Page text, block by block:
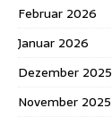
Februar 2026
Januar 2026
Dezember 2025
November 2025